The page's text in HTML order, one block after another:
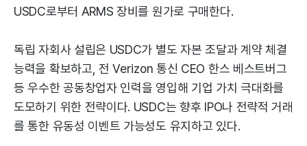
USDC로부터 ARMS 장비를 원가로 구매한다.
독립 자회사 설립은 USDC가 별도 자본 조달과 계약 체결
능력을 확보하고, 전 Verizon 통신 CEO 한스 베스트버그
등 우수한 공동창업자 인력을 영입해 기업 가치 극대화를
도모하기 위한 전략이다. USDC는 향후 IPO나 전략적 거래
를 통한 유동성 이벤트 가능성도 유지하고 있다.